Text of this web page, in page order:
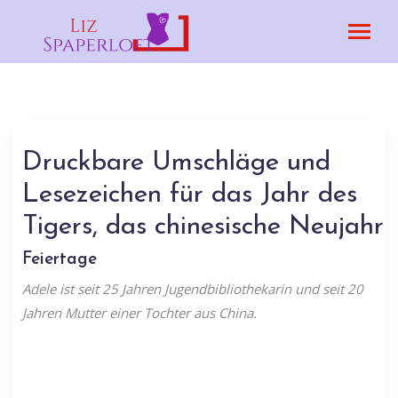
Druckbare Umschläge und
Lesezeichen für das Jahr des
Tigers, das chinesische Neujahr
Feiertage
Adele ist seit 25 Jahren Jugendbibliothekarin und seit 20
Jahren Mutter einer Tochter aus China.